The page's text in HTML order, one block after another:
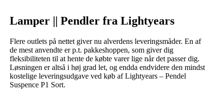
Lamper || Pendler fra Lightyears
Flere outlets på nettet giver nu alverdens leveringsmåder. En af
de mest anvendte er p.t. pakkeshoppen, som giver dig
fleksibiliteten til at hente de købte varer lige når det passer dig.
Løsningen er altså i høj grad let, og endda endvidere den mindst
kostelige leveringsudgave ved køb af Lightyears – Pendel
Suspence P1 Sort.